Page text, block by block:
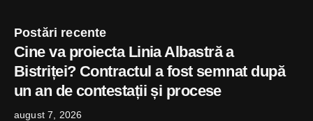
Postări recente
Cine va proiecta Linia Albastră a
Bistriței? Contractul a fost semnat după
un an de contestații și procese
august 7, 2026